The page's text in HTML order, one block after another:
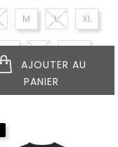
M L XL
PANIER